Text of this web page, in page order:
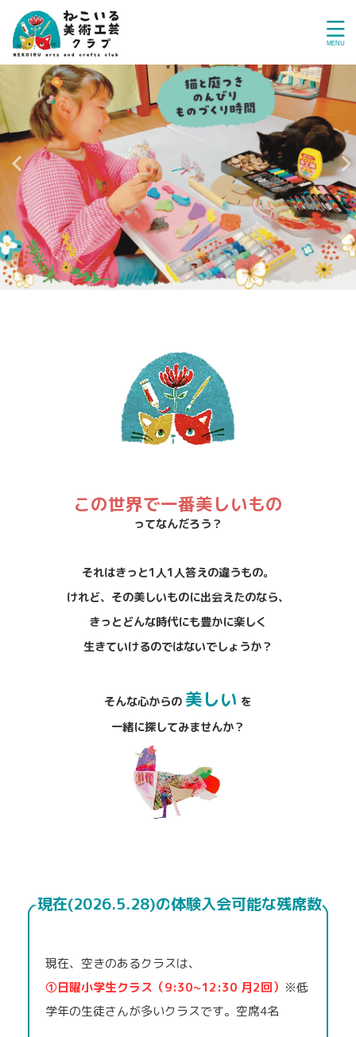
この世界で一番美しいもの
ってなんだろう？
それはきっと1人1人答えの違うもの。
けれど、その美しいものに出会えたのなら、
きっとどんな時代にも豊かに楽しく
生きていけるのではないでしょうか？
そんな心からの 美しい を
一緒に探してみませんか？
現在(2026.5.28)の体験入会可能な残席数
現在、空きのあるクラスは、
①日曜小学生クラス （9:30~12:30 月2回） ※低
学年の生徒さんが多いクラスです。空席4名